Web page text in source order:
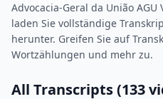
Advocacia-Geral da União
laden Sie vollständige
herunter. Greifen Sie auf
Wortzählungen und mehr zu.
All Transcripts (133